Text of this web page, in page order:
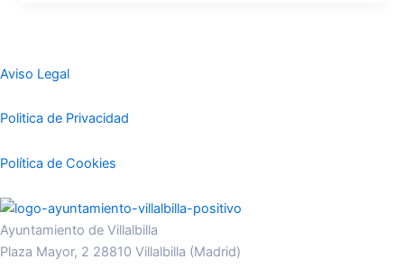
Aviso Legal
Politica de Privacidad
Política de Cookies
Ayuntamiento de Villalbilla
Plaza Mayor, 2 28810 Villalbilla (Madrid)